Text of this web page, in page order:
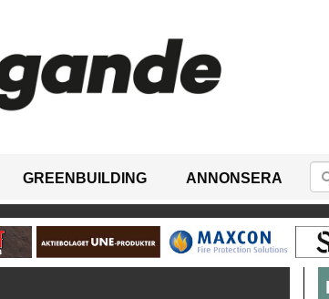
GREENBUILDING ANNONSERA